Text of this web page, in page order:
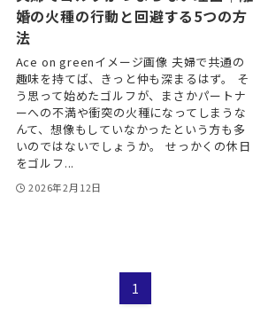
婚の火種の行動と回避する5つの方
法
Ace on greenイメージ画像 夫婦で共通の
趣味を持てば、きっと仲も深まるはず。 そ
う思って始めたゴルフが、まさかパートナ
ーへの不満や衝突の火種になってしまうな
んて、想像もしていなかったという方も多
いのではないでしょうか。 せっかくの休日
をゴルフ...
2026年2月12日
1